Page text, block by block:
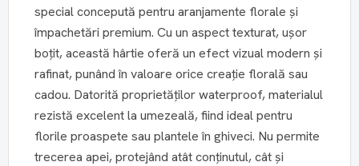
special concepută pentru aranjamente florale și
împachetări premium. Cu un aspect texturat, ușor
boțit, această hârtie oferă un efect vizual modern și
rafinat, punând în valoare orice creație florală sau
cadou. Datorită proprietăților waterproof, materialul
rezistă excelent la umezeală, fiind ideal pentru
florile proaspete sau plantele în ghiveci. Nu permite
trecerea apei, protejând atât conținutul, cât și